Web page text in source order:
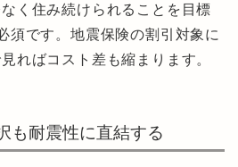
く住み続けられることを目標
須です。地震保険の割引対象に
ればコスト差も縮まります。
も耐震性に直結する